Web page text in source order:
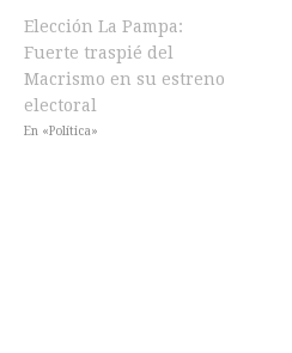
Elección La Pampa:
Fuerte traspié del
Macrismo en su estreno
electoral
En «Política»